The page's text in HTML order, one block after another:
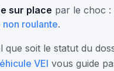
sur place par le choc :
roulante.
que soit le statut du
VEI vous guide